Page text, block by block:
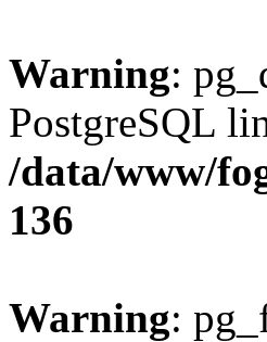
Warning:
PostgreSQL
/data/www/
136
Warning: